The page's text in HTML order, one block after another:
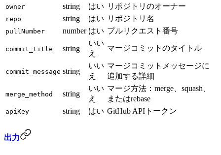
owner string はい リポジトリのオーナー
repo string はい リポジトリ名
pullNumber number はい プルリクエスト番号
commit_title string
いい
え
マージコミットのタイトル
commit_message string
いい
え
マージコミットメッセージに
追加する詳細
merge_method string
いい
え
マージ方法：merge、squash、
またはrebase
apiKey string はい GitHub APIトークン
出力